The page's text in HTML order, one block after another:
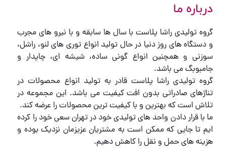
درباره ما
گروه تولیدی راشا پلاست با سال ها سابقه و با نیرو های مجرب
و دستگاه های روز دنیا در حال تولید انواع توری های لنو، راشل،
سوزنی و همچنین انواع گونی ساده، شیشه ای، چاپدار و
جامبوبگ می باشد.
گروه تولیدی راشا پلاست قادر به تولید انواع محصولات در
تناژهای صادراتی بدون افت کیفیت می باشد. این مجموعه در
تلاش است که بهترین و با کیفیت ترین محصولات را عرضه کند.
ما با قرار دادن واحد های تولیدی خود در تهران سعی خود را کرده
ایم تا جایی که ممکن است به مشتریان عزیزمان نزدیک بوده و
هزینه های حمل و نقل را کاهش دهیم.